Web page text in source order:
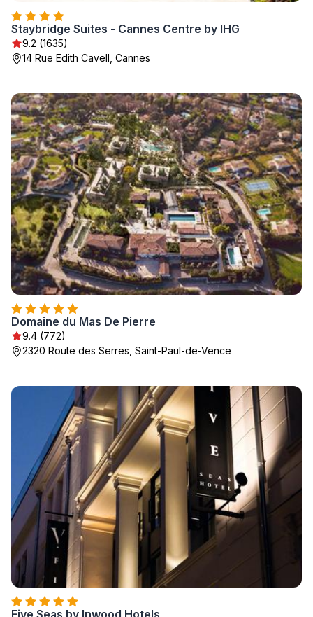
Staybridge Suites - Cannes Centre by IHG
9.2 (1635)
14 Rue Edith Cavell, Cannes
Domaine du Mas De Pierre
9.4 (772)
2320 Route des Serres, Saint-Paul-de-Vence
Five Seas by Inwood Hotels